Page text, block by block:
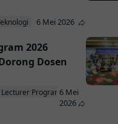
6 Mei 2026
2026
Dosen
Program ParagonCorp
6 Mei
2026